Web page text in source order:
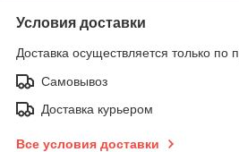
Условия доставки
Доставка осуществляется только по
Самовывоз
Доставка курьером
Все условия доставки